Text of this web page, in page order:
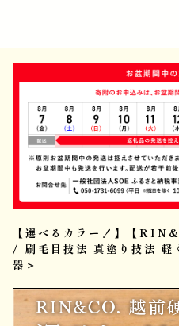
【選べるカラー！】【
/ 刷毛目技法 真塗り技法 軽
器＞